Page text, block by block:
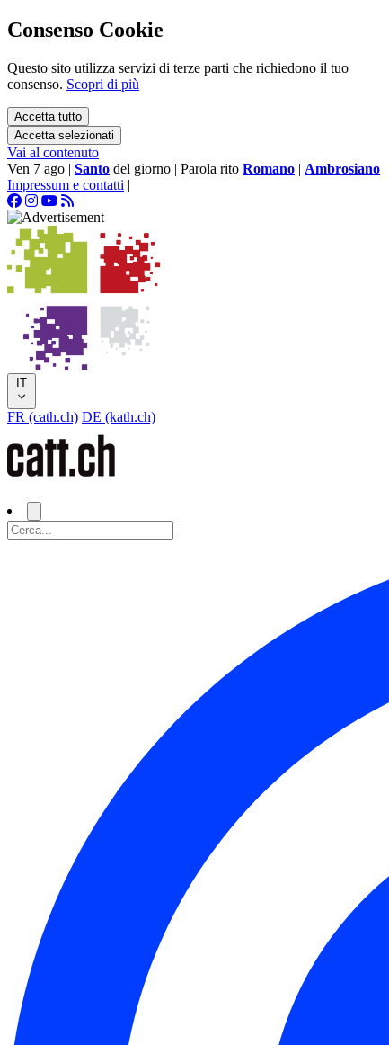
Consenso Cookie
Questo sito utilizza servizi di terze parti che richiedono il tuo
consenso. Scopri di più
Accetta tutto
Accetta selezionati
Vai al contenuto
Ven 7 ago | Santo del giorno | Parola rito Romano | Ambrosiano
Impressum e contatti |
IT
FR (cath.ch) DE (kath.ch)